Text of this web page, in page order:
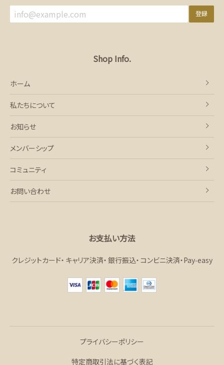
登録
Shop Info.
ホーム
私たちについて
お知らせ
メンバーシップ
コミュニティ
お問い合わせ
お支払い方法
クレジットカード キャリア決済 銀行振込 コンビニ決済・Pay‑easy
プライバシーポリシー
特定商取引法に基づく表記